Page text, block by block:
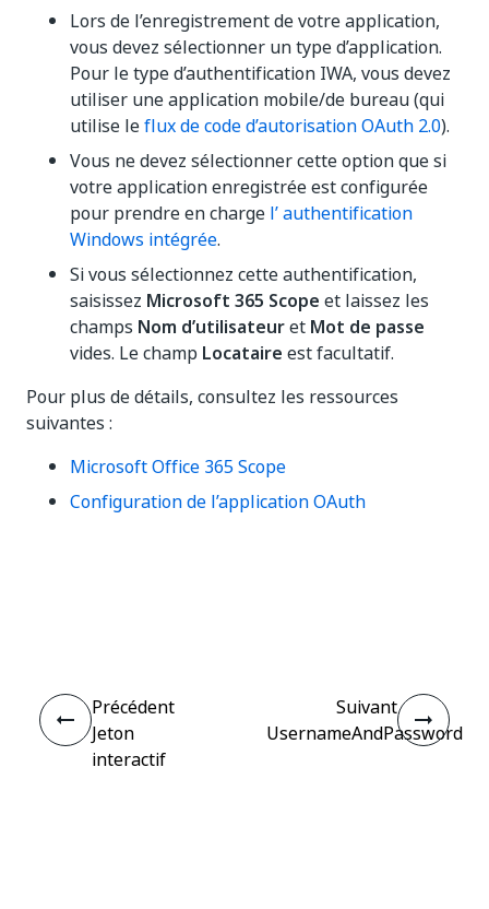
Lors de l’enregistrement de votre application,
vous devez sélectionner un type d’application.
Pour le type d’authentification IWA, vous devez
utiliser une application mobile/de bureau (qui
utilise leflux de code d’autorisation OAuth 2.0).
Vous ne devez sélectionner cette option que si
votre application enregistrée est configurée
pour prendre en charge l’ authentification
Windows intégrée.
Si vous sélectionnez cette authentification,
saisissez Microsoft 365 Scope et laissez les
champs Nom d’utilisateuret Mot de passe
vides. Le champ Locataire est facultatif.
Pour plus de détails, consultez les ressources
suivantes :
Microsoft Office 365 Scope
Configuration de l’application OAuth
Précédent
Jeton
interactif
Suivant
UsernameAndPassword